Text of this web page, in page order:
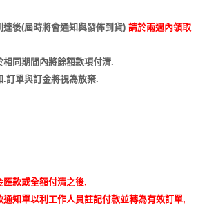
後(屆時將會通知與發佈到貨) 請於兩週內領取
同期間內將餘額款項付清.
.訂單與訂金將視為放棄.
款或全額付清之後,
知單以利工作人員註記付款並轉為有效訂單,